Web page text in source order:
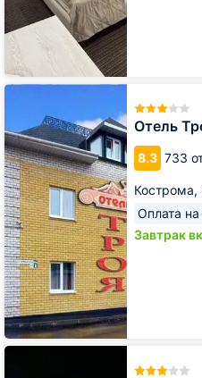
Отель
8.3 733
Кострома,
Оплата на
Завтрак
Отель
Гостиница